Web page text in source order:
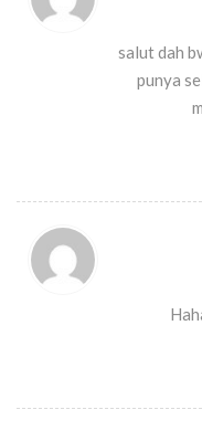
salut dah
punya